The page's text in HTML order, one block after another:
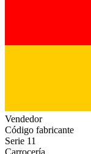
Vendedor
Código fabricante
Serie 11
Carrocería